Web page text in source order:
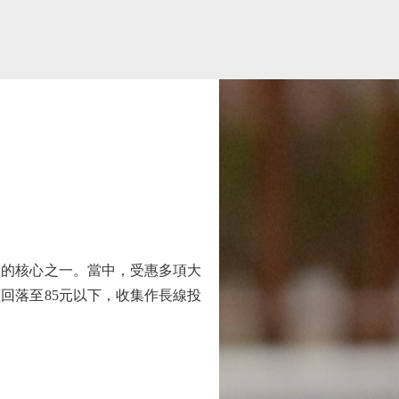
核心之一。當中，受惠多項大
落至85元以下，收集作長線投